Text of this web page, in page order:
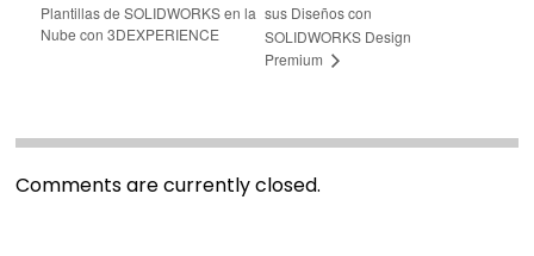
Plantillas de SOLIDWORKS en la
Nube con 3DEXPERIENCE
sus Diseños con
SOLIDWORKS Design
Premium
Comments are currently closed.